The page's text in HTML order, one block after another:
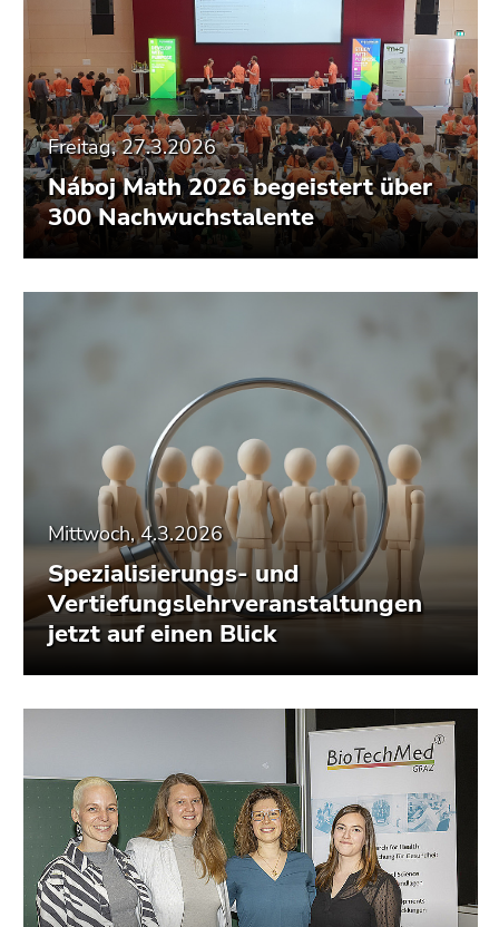
Freitag, 27.3.2026
Náboj Math 2026 begeistert über
300 Nachwuchstalente
Mittwoch, 4.3.2026
Spezialisierungs- und
Vertiefungslehrveranstaltungen
jetzt auf einen Blick